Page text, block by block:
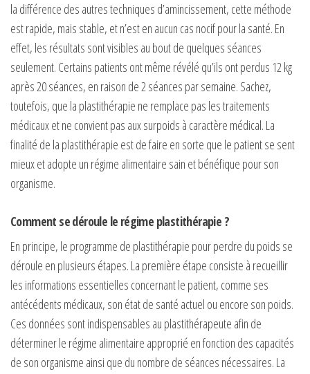
la différence des autres techniques d’amincissement, cette méthode
est rapide, mais stable, et n’est en aucun cas nocif pour la santé. En
effet, les résultats sont visibles au bout de quelques séances
seulement. Certains patients ont même révélé qu’ils ont perdus 12 kg
après 20 séances, en raison de 2 séances par semaine. Sachez,
toutefois, que la plastithérapie ne remplace pas les traitements
médicaux et ne convient pas aux surpoids à caractère médical. La
finalité de la plastithérapie est de faire en sorte que le patient se sent
mieux et adopte un régime alimentaire sain et bénéfique pour son
organisme.
Comment se déroule le régime plastithérapie ?
En principe, le programme de plastithérapie pour perdre du poids se
déroule en plusieurs étapes. La première étape consiste à recueillir
les informations essentielles concernant le patient, comme ses
antécédents médicaux, son état de santé actuel ou encore son poids.
Ces données sont indispensables au plastithérapeute afin de
déterminer le régime alimentaire approprié en fonction des capacités
de son organisme ainsi que du nombre de séances nécessaires. La